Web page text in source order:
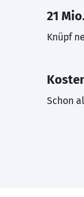
21
Knüpf
Schon